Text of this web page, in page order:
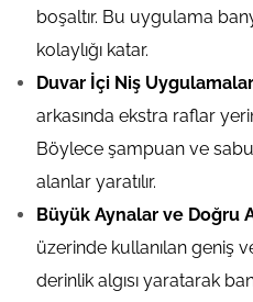
boşaltır. Bu uygulama
kolaylığı katar.
Duvar İçi Niş
arkasında ekstra raflar
Böylece şampuan ve
alanlar yaratılır.
Büyük Aynalar ve Doğru
üzerinde kullanılan geniş
derinlik algısı yaratarak